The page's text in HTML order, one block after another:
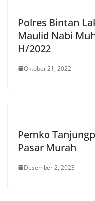
Polres Bintan
Maulid Nabi
H/2022
Oktober 21, 2022
Pemko
Pasar Murah
Desember 2, 2023